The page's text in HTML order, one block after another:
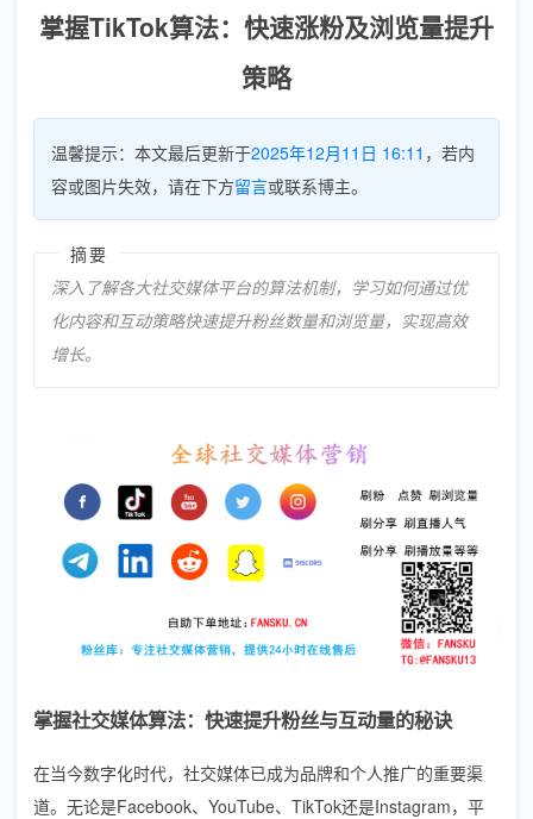
掌握TikTok算法：快速涨粉及浏览量提升
策略
温馨提示：本文最后更新于2025年12月11日 16:11 ，若内
容或图片失效，请在下方留言或联系博主。
摘要
深入了解各大社交媒体平台的算法机制，学习如何通过优
化内容和互动策略快速提升粉丝数量和浏览量，实现高效
增长。
掌握社交媒体算法：快速提升粉丝与互动量的秘诀
在当今数字化时代，社交媒体已成为品牌和个人推广的重要渠
道。无论是Facebook、YouTube、TikTok还是Instagram，平